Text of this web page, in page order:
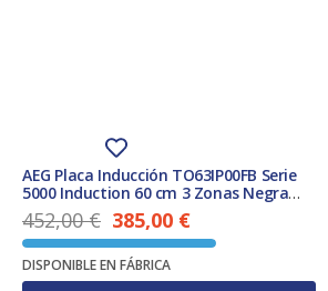
AEG Placa Inducción TO63IP00FB Serie
5000 Induction 60 cm 3 Zonas Negra
PowerBoost Hob2Hood Clase A
452,00€
El precio original era: 452,00 €.
385,00 €
El precio actual es: 385,00 €.
DISPONIBLE EN FÁBRICA